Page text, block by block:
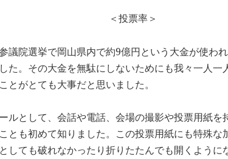
＜投票率＞
議院選挙で岡山県内で約9億円という大金が使わ
た。その大金を無駄にしないためにも我々一人一
とがとても大事だと思いました。
ルとして、会話や電話、会場の撮影や投票用紙を
とも初めて知りました。この投票用紙にも特殊な
しても破れなかったり折りたたんでも開くように